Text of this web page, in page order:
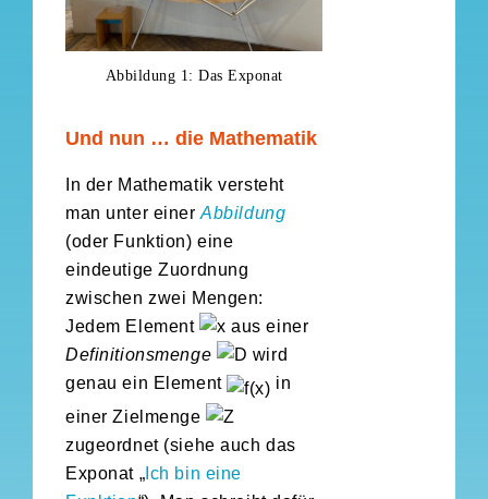
Abbildung 1: Das Exponat
Und nun … die Mathematik
In der Mathematik versteht
man unter einerAbbildung
(oder Funktion) eine
eindeutige Zuordnung
zwischen zwei Mengen:
Jedem Element
aus einer
Definitionsmenge
wird
genau ein Element
in
einer Zielmenge
zugeordnet (siehe auch das
Exponat „ Ich bin eine